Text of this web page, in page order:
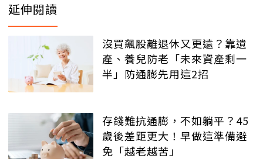
延伸閱讀
沒買飆股離退休又更遠？靠遺
產、養兒防老「未來資產剩一
半」防通膨先用這2招
存錢難抗通膨，不如躺平？45
歲後差距更大！早做這準備避
免「越老越苦」